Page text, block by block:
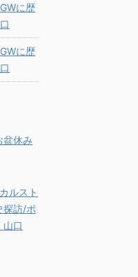
に歴
に歴
盆休み
ルスト
探訪/ポ
山口